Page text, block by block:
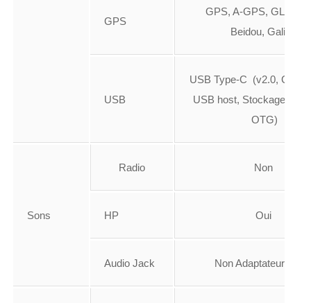
GPS
GPS, A-GPS,
Beidou, Galileo
USB
USB Type-C (v2.0,
USB host, Stockage de
OTG)
Sons
Radio Non
HP Oui
Audio Jack Non Adaptateur